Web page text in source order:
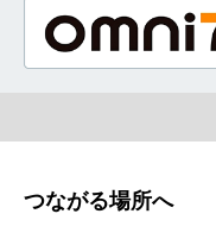
つながる場所へ